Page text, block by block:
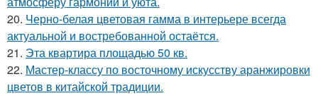
20. Черно-белая цветовая гамма в интерьере всегда
актуальной и востребованной остаётся.
21. Эта квартира площадью 50 кв.
22. Мастер-классу по восточному искусству аранжировки
цветов в китайской традиции.